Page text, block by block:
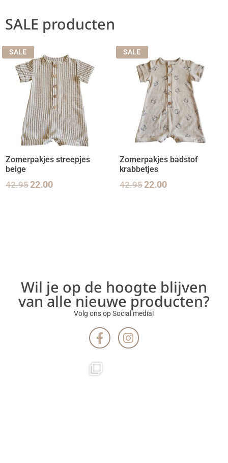
SALE producten
SALE
Zomerpakjes streepjes
beige
42.9522.00
SALE
Zomerpakjes badstof
krabbetjes
42.9522.00
Wil je op de hoogte blijven
van alle nieuwe producten?
Volg ons op Social media!